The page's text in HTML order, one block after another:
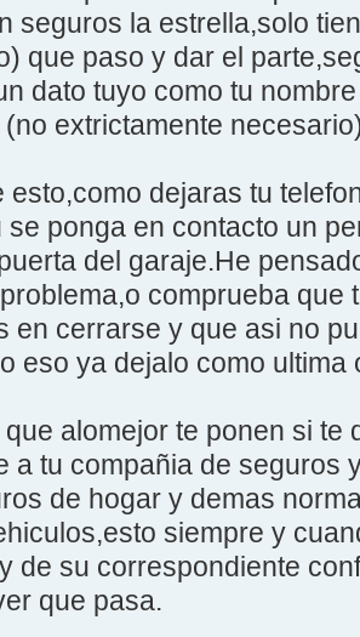
seguros la estrella,solo
que paso y dar el
dato tuyo como tu
extrictamente
esto,como dejaras tu
se ponga en contacto un
del garaje.He
comprueba que
en cerrarse y que asi no
eso ya dejalo como ultima
alomejor te ponen si te
a tu compañia de seguros
de hogar y demas
siempre y
de su correspondiente
que pasa.